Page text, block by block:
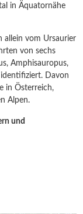
in Äquatornähe
allein vom Ursaurier
von sechs
Amphisauropus,
Davon
in Österreich,
Alpen.
und